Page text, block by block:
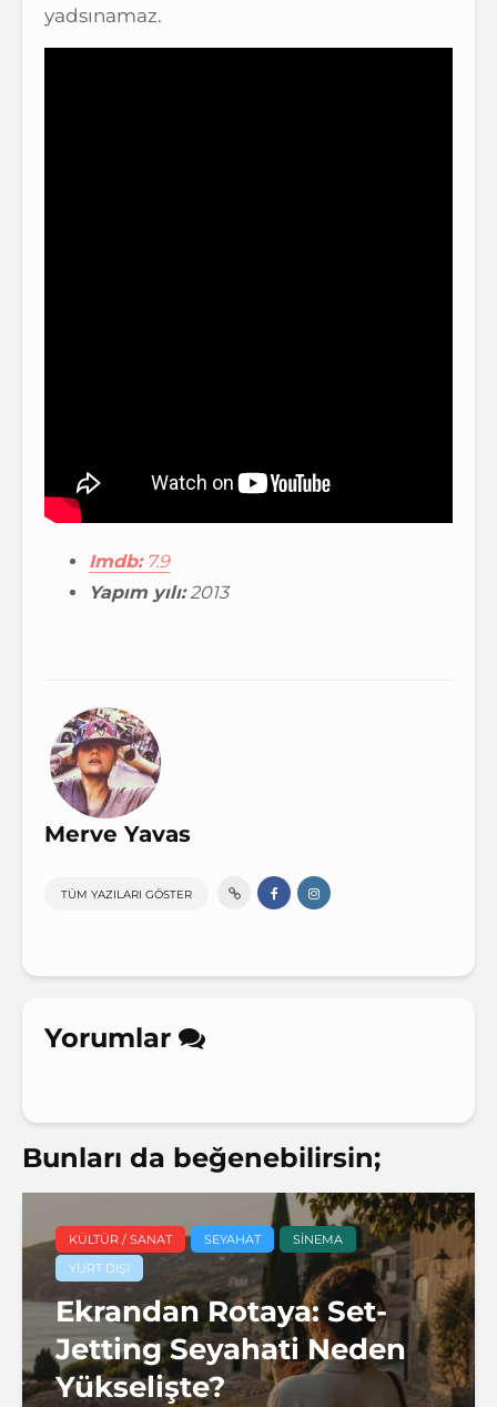
yadsınamaz.
Imdb:7.9
Yapım yılı:2013
Merve Yavas
TÜM YAZILARI GÖSTER
Yorumlar
Bunları da beğenebilirsin;
KÜLTÜR / SANAT SEYAHAT
SINEMA
YURT DIŞI
Ekrandan Rotaya: Set-
Jetting Seyahati Neden
Yükselişte?